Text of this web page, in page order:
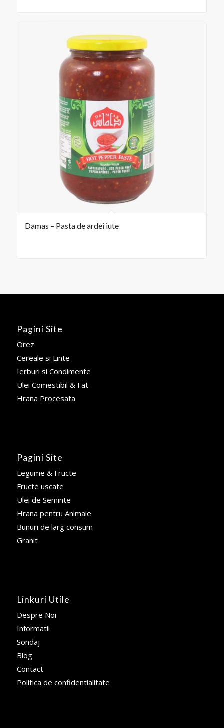
Damas – Pasta de ardei iute
Pagini Site
Orez
Cereale si Linte
Ierburi si Condimente
Ulei Comestibil & Fat
Hrana Procesata
Pagini Site
Legume & Fructe
Fructe uscate
Ulei de Seminte
Hrana pentru Animale
Bunuri de larg consum
Granit
Linkuri Utile
Despre Noi
Informatii
Sondaj
Blog
Contact
Politica de confidentialitate